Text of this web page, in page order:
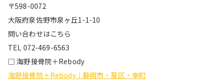
〒598-0072
大阪府泉佐野市泉ヶ丘1-1-10
問い合わせはこちら
TEL 072-469-6563
□ 海野接骨院＋Rebody
海野接骨院＋Rebody｜静岡市・葵区・幸町